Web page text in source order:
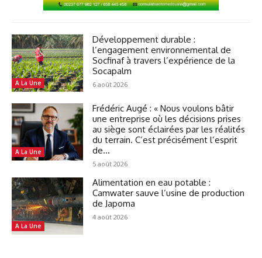
A La Une
Développement durable :
l’engagement environnemental de
Socfinaf à travers l’expérience de la
Socapalm
6 août 2026
A La Une
Frédéric Augé : « Nous voulons bâtir
une entreprise où les décisions prises
au siège sont éclairées par les réalités
du terrain. C’est précisément l’esprit
de...
5 août 2026
A La Une
Alimentation en eau potable :
Camwater sauve l’usine de production
de Japoma
4 août 2026